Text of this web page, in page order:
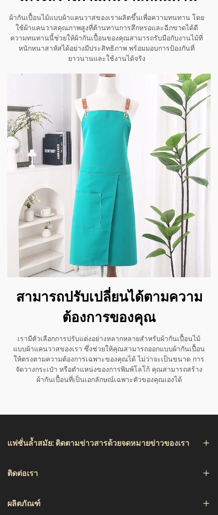
ผ้ากันเปื้อนไม้แบบผ้าแคนวาสของเราผลิตขึ้นเพื่อความทนทาน โดย
ใช้ผ้าแคนวาสคุณภาพสูงที่ต้านทานการสึกหรอและฉีกขาดได้ดี
ความทนทานนี้ช่วยให้ผ้ากันเปื้อนของคุณสามารถรับมือกับงานไม้ที่
หนักหนาสาหัสได้อย่างมีประสิทธิภาพ พร้อมมอบการป้องกันที่
ยาวนานและใช้งานได้จริง
สามารถปรับเปลี่ยนได้ตามความ
ต้องการของคุณ
เรามีตัวเลือกการปรับแต่งอย่างหลากหลายสำหรับผ้ากันเปื้อนไม้
แบบผ้าแคนวาสของเรา ซึ่งช่วยให้คุณสามารถออกแบบผ้ากันเปื้อน
ให้ตรงตามความต้องการเฉพาะของคุณได้ ไม่ว่าจะเป็นขนาด การ
จัดวางกระเป๋า หรือตำแหน่งของการพิมพ์โลโก้ คุณสามารถสร้าง
ผ้ากันเปื้อนที่เป็นเอกลักษณ์เฉพาะตัวของคุณเองได้
แฟชั่นล้ำสมัย: ติดตามข่าวสารด้วยจดหมายข่าวของเรา
ติดต่อเรา
ผลิตภัณฑ์